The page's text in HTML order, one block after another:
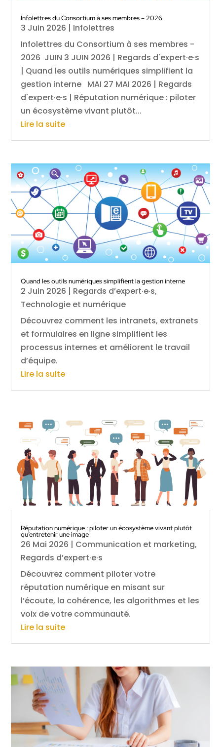
Infolettres du Consortium à ses membres – 2026
3 Juin 2026 | Infolettres
Infolettres du Consortium à ses membres -
2026 JUIN 3 JUIN 2026 | Regards d'expert·e·s
| Quand les outils numériques simplifient la
gestion interne MAI 27 MAI 2026 | Regards
d'expert·e·s | Réputation numérique : piloter
un écosystème vivant plutôt...
Lire la suite
Quand les outils numériques simplifient la gestion interne
2 Juin 2026 | Regards d’expert·e·s,
Technologie et numérique
Découvrez comment les intranets, extranets
et formulaires en ligne simplifient les
processus internes et améliorent le travail
d’équipe.
Lire la suite
Réputation numérique : piloter un écosystème vivant plutôt
qu’entretenir une image
26 Mai 2026 | Communication et marketing,
Regards d’expert·e·s
Découvrez comment piloter votre
réputation numérique en misant sur
l’écoute, la cohérence, les algorithmes et les
voix de votre communauté.
Lire la suite